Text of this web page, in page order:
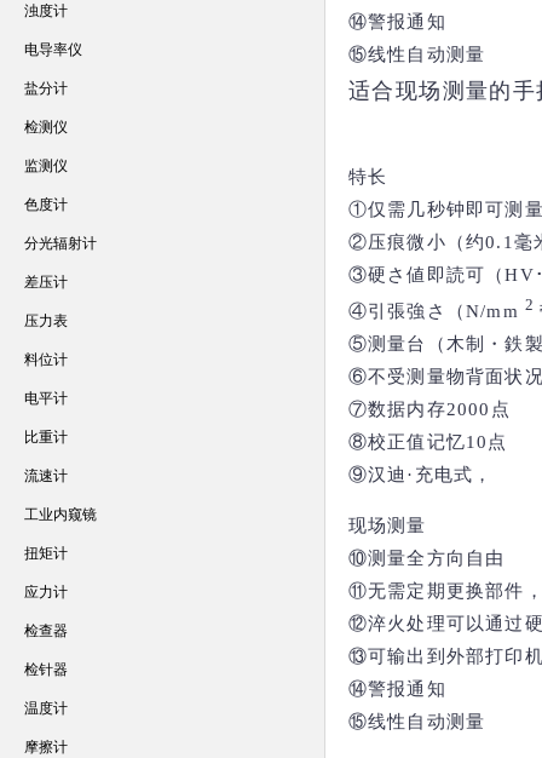
⑭警报通知
⑮线性自动测量
适合现场测量的
特长
①仅需几秒钟即可测
②压痕微小（约0.1毫
③硬さ値即読可（HV
④引張強さ（N/mm 2
⑤测量台（木制・鉄
⑥不受测量物背面状
⑦数据内存2000点
⑧校正值记忆10点
⑨汉迪·充电式，
现场测量
⑩测量全方向自由
⑪无需定期更换部件
⑫淬火处理可以通过
⑬可输出到外部打印
⑭警报通知
⑮线性自动测量
浊度计
电导率仪
盐分计
检测仪
监测仪
色度计
分光辐射计
差压计
压力表
料位计
电平计
比重计
流速计
工业内窥镜
扭矩计
应力计
检查器
检针器
温度计
摩擦计